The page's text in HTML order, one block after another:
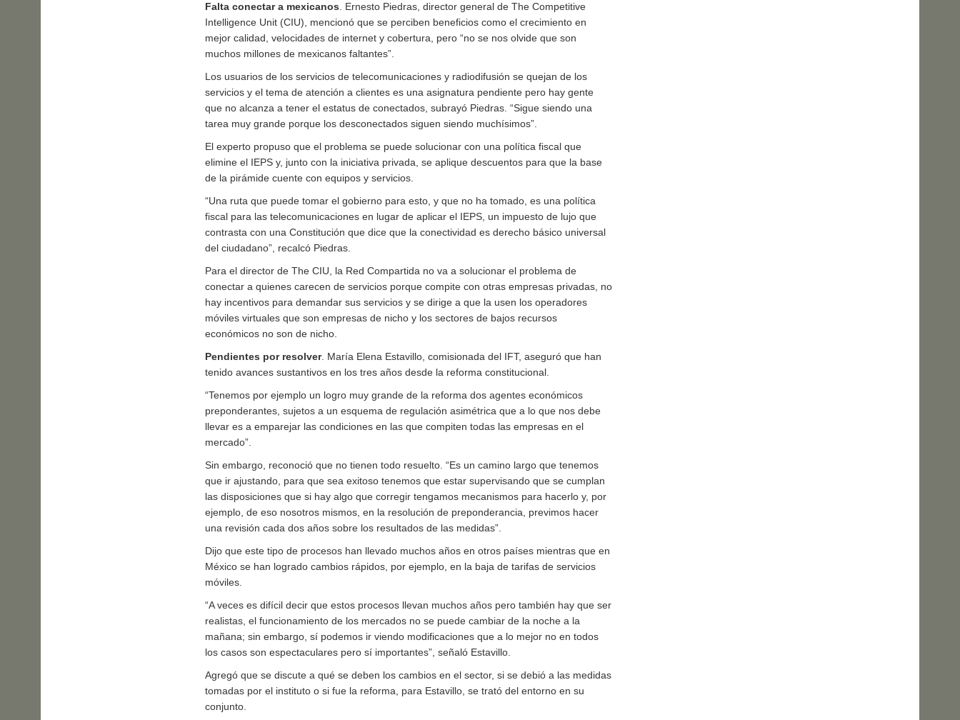
Falta conectar a mexicanos . Ernesto Piedras, director general de The Competitive
Intelligence Unit (CIU), mencionó que se perciben beneficios como el crecimiento en
mejor calidad, velocidades de internet y cobertura, pero “no se nos olvide que son
muchos millones de mexicanos faltantes”.
Los usuarios de los servicios de telecomunicaciones y radiodifusión se quejan de los
servicios y el tema de atención a clientes es una asignatura pendiente pero hay gente
que no alcanza a tener el estatus de conectados, subrayó Piedras. “Sigue siendo una
tarea muy grande porque los desconectados siguen siendo muchísimos”.
El experto propuso que el problema se puede solucionar con una política fiscal que
elimine el IEPS y, junto con la iniciativa privada, se aplique descuentos para que la base
de la pirámide cuente con equipos y servicios.
“Una ruta que puede tomar el gobierno para esto, y que no ha tomado, es una política
fiscal para las telecomunicaciones en lugar de aplicar el IEPS, un impuesto de lujo que
contrasta con una Constitución que dice que la conectividad es derecho básico universal
del ciudadano”, recalcó Piedras.
Para el director de The CIU, la Red Compartida no va a solucionar el problema de
conectar a quienes carecen de servicios porque compite con otras empresas privadas, no
hay incentivos para demandar sus servicios y se dirige a que la usen los operadores
móviles virtuales que son empresas de nicho y los sectores de bajos recursos
económicos no son de nicho.
Pendientes por resolver. María Elena Estavillo, comisionada del IFT, aseguró que han
tenido avances sustantivos en los tres años desde la reforma constitucional.
“Tenemos por ejemplo un logro muy grande de la reforma dos agentes económicos
preponderantes, sujetos a un esquema de regulación asimétrica que a lo que nos debe
llevar es a emparejar las condiciones en las que compiten todas las empresas en el
mercado”.
Sin embargo, reconoció que no tienen todo resuelto. “Es un camino largo que tenemos
que ir ajustando, para que sea exitoso tenemos que estar supervisando que se cumplan
las disposiciones que si hay algo que corregir tengamos mecanismos para hacerlo y, por
ejemplo, de eso nosotros mismos, en la resolución de preponderancia, previmos hacer
una revisión cada dos años sobre los resultados de las medidas”.
Dijo que este tipo de procesos han llevado muchos años en otros países mientras que en
México se han logrado cambios rápidos, por ejemplo, en la baja de tarifas de servicios
móviles.
“A veces es difícil decir que estos procesos llevan muchos años pero también hay que ser
realistas, el funcionamiento de los mercados no se puede cambiar de la noche a la
mañana; sin embargo, sí podemos ir viendo modificaciones que a lo mejor no en todos
los casos son espectaculares pero sí importantes”, señaló Estavillo.
Agregó que se discute a qué se deben los cambios en el sector, si se debió a las medidas
tomadas por el instituto o si fue la reforma, para Estavillo, se trató del entorno en su
conjunto.